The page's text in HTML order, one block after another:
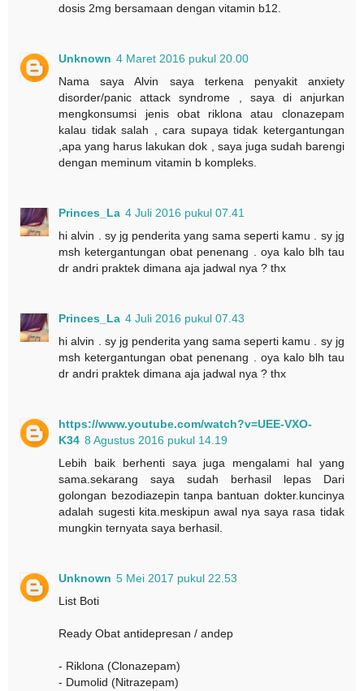
dosis 2mg bersamaan dengan vitamin b12.
Unknown 4 Maret 2016 pukul 20.00
Nama saya Alvin saya terkena penyakit anxiety
disorder/panic attack syndrome , saya di anjurkan
mengkonsumsi jenis obat riklona atau clonazepam
kalau tidak salah , cara supaya tidak ketergantungan
,apa yang harus lakukan dok , saya juga sudah barengi
dengan meminum vitamin b kompleks.
Princes_La 4 Juli 2016 pukul 07.41
hi alvin . sy jg penderita yang sama seperti kamu . sy jg
msh ketergantungan obat penenang . oya kalo blh tau
dr andri praktek dimana aja jadwal nya ? thx
Princes_La 4 Juli 2016 pukul 07.43
hi alvin . sy jg penderita yang sama seperti kamu . sy jg
msh ketergantungan obat penenang . oya kalo blh tau
dr andri praktek dimana aja jadwal nya ? thx
https://www.youtube.com/watch?v=UEE-VXO-
K34 8 Agustus 2016 pukul 14.19
Lebih baik berhenti saya juga mengalami hal yang
sama.sekarang saya sudah berhasil lepas Dari
golongan bezodiazepin tanpa bantuan dokter.kuncinya
adalah sugesti kita.meskipun awal nya saya rasa tidak
mungkin ternyata saya berhasil.
Unknown 5 Mei 2017 pukul 22.53
List Boti
Ready Obat antidepresan / andep
- Riklona (Clonazepam)
- Dumolid (Nitrazepam)